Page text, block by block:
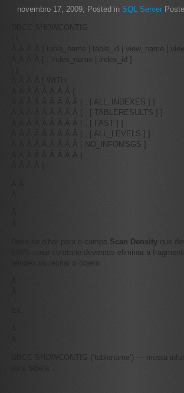
novembro 17, 2009, Posted in SQL Server
DBCC SHOWCONTIG
Â Â Â Â { table_name | table_id | view_name |
Â Â Â Â [ , index_name | index_id ]
Â Â Â Â [ WITH
Â Â Â Â Â Â Â Â {
Â Â Â Â Â Â Â Â Â [ , [ ALL_INDEXES ] ]
Â Â Â Â Â Â Â Â Â [ , [ TABLERESULTS ] ]
Â Â Â Â Â Â Â Â Â [ , [ FAST ] ]
Â Â Â Â Â Â Â Â Â [ , [ ALL_LEVELS ] ]
Â Â Â Â Â Â Â Â Â [ NO_INFOMSGS ]
Â Â Â Â Â Â Â Â Â }
Deve-se olhar para o campo Scan Density que
100% caso contrario devemos eliminar a
reindex ou recriar o objeto
DBCC SHOWCONTIG (‘tablename’) — mosta